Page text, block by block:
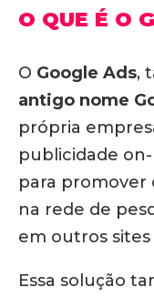
O QUE É O
O Google Ads,
antigo nome
própria
publicidade
para promover
na rede de
em outros
Essa solução